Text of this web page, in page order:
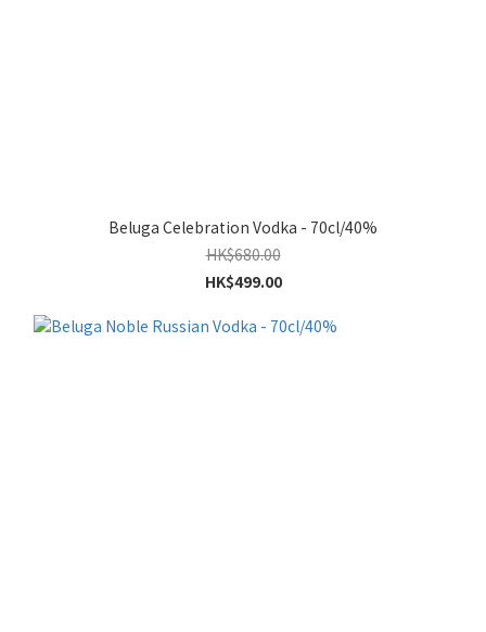
Beluga Celebration Vodka - 70cl/40%
HK$680.00
HK$499.00